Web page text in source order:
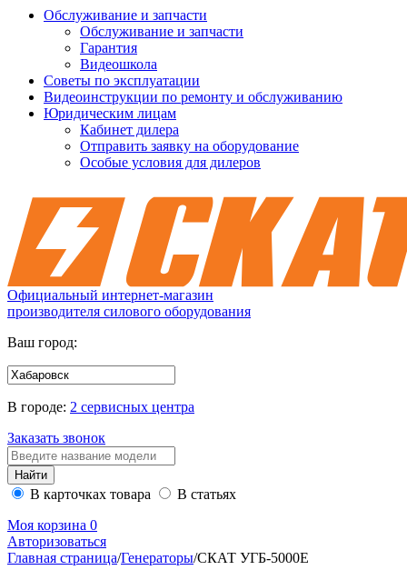
Обслуживание и запчасти
Обслуживание и запчасти
Гарантия
Видеошкола
Советы по эксплуатации
Видеоинструкции по ремонту и обслуживанию
Юридическим лицам
Кабинет дилера
Отправить заявку на оборудование
Особые условия для дилеров
Официальный интернет-магазин
производителя силового оборудования
Ваш город:
В городе: 2 сервисных центра
Заказать звонок
В карточках товара
В статьях
Моя корзина 0
Авторизоваться
Главная страница/Генераторы/СКАТ УГБ-5000Е